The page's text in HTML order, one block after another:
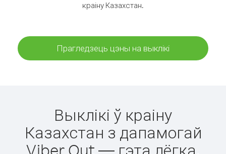
краіну Казахстан.
Прагледзець цэны на выклікі
Выклікі ў краіну
Казахстан з дапамогай
Viber Out — гэта лёгка.